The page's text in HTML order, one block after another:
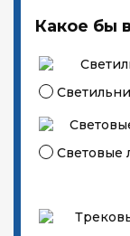
Какое бы
Световые